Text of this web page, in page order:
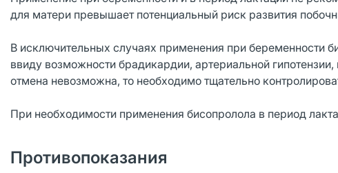
для матери превышает потенциальный риск развития
В исключительных случаях применения при беременности
ввиду возможности брадикардии, артериальной
отмена невозможна, то необходимо тщательно
При необходимости применения бисопролола в период
Противопоказания